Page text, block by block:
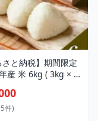
さと納税】期間限定
産 米 6kg ( 3kg × 2
こめ コメ 白米 五つ
マイスター厳選 弁
件)